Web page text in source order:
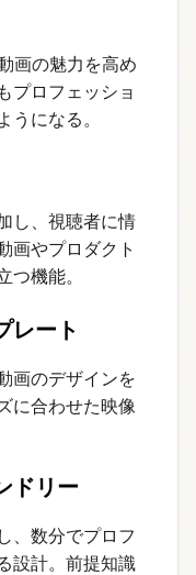
画の魅力を高め
プロフェッショ
になる。
し、視聴者に情
画やプロダクト
機能。
レート
画のデザインを
に合わせた映像
ドリー
、数分でプロフ
設計。前提知識